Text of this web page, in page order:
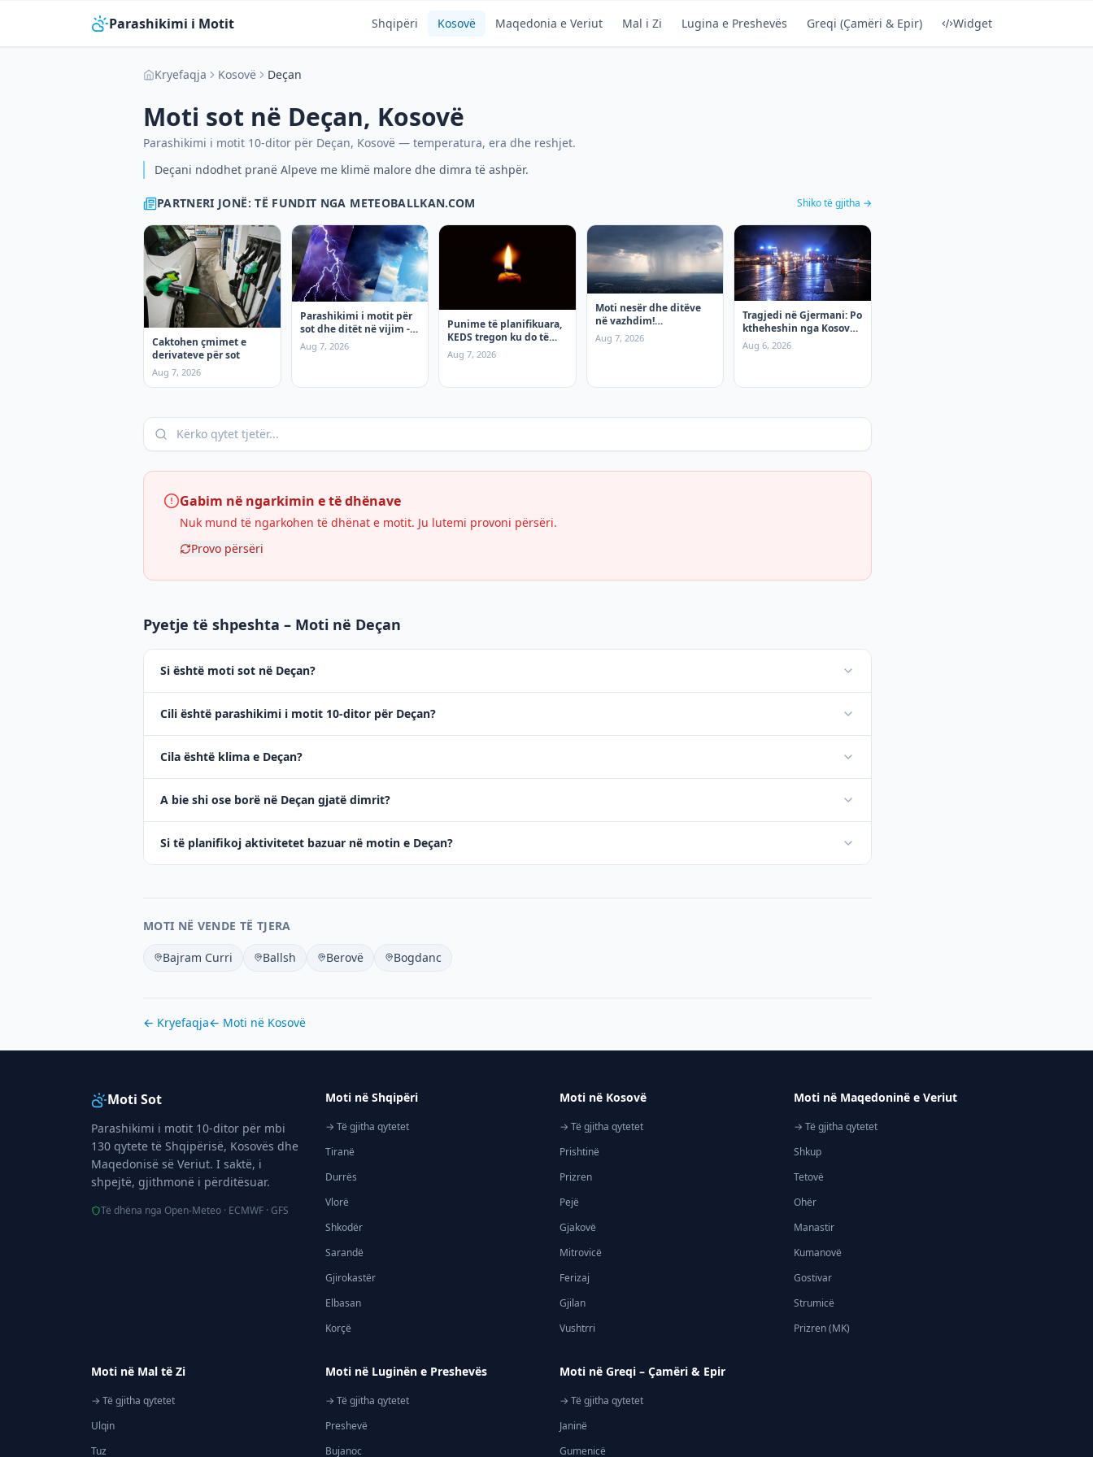
Parashikimi i Motit Shqipëri Kosovë Maqedonia e Veriut Mal i Zi Lugina e Preshevës Greqi (Çamëri & Epir) Widget
Kryefaqja Kosovë Deçan
Moti sot në Deçan, Kosovë
Parashikimi i motit 10-ditor për Deçan, Kosovë — temperatura, era dhe reshjet.
Deçani ndodhet pranë Alpeve me klimë malore dhe dimra të ashpër.
PARTNERI JONË: TË FUNDIT NGA METEOBALLKAN.COM Shiko të gjitha →
Caktohen çmimet e
derivateve për sot
Aug 7, 2026
Parashikimi i motit për
sot dhe ditët në vijim - e
premte
Aug 7, 2026
Punime të planifikuara,
KEDS tregon ku do të
ketë ndërprerje të
rrymës premten!
Aug 7, 2026
Moti nesër dhe ditëve
në vazhdim!
(07.08.2026.) e Premte
Aug 7, 2026
Tragjedi në Gjermani: Po
ktheheshin nga Kosova,
tre mërgimtarë vdesin
në aksident
Aug 6, 2026
Gabim në ngarkimin e të dhënave
Nuk mund të ngarkohen të dhënat e motit. Ju lutemi provoni përsëri.
Provo përsëri
Pyetje të shpeshta – Moti në Deçan
Si është moti sot në Deçan?
Cili është parashikimi i motit 10-ditor për Deçan?
Cila është klima e Deçan?
A bie shi ose borë në Deçan gjatë dimrit?
Si të planifikoj aktivitetet bazuar në motin e Deçan?
MOTI NË VENDE TË TJERA
Bajram Curri Ballsh Berovë Bogdanc
← Kryefaqja← Moti në Kosovë
Moti Sot
Parashikimi i motit 10-ditor për mbi
130 qytete të Shqipërisë, Kosovës dhe
Maqedonisë së Veriut. I saktë, i
shpejtë, gjithmonë i përditësuar.
Të dhëna nga Open-Meteo · ECMWF · GFS
Moti në Shqipëri
→ Të gjitha qytetet
Tiranë
Durrës
Vlorë
Shkodër
Sarandë
Gjirokastër
Elbasan
Korçë
Moti në Kosovë
→ Të gjitha qytetet
Prishtinë
Prizren
Pejë
Gjakovë
Mitrovicë
Ferizaj
Gjilan
Vushtrri
Moti në Maqedoninë e Veriut
→ Të gjitha qytetet
Shkup
Tetovë
Ohër
Manastir
Kumanovë
Gostivar
Strumicë
Prizren (MK)
Moti në Mal të Zi
→ Të gjitha qytetet
Ulqin
Tuz
Moti në Luginën e Preshevës
→ Të gjitha qytetet
Preshevë
Bujanoc
Moti në Greqi – Çamëri & Epir
→ Të gjitha qytetet
Janinë
Gumenicë